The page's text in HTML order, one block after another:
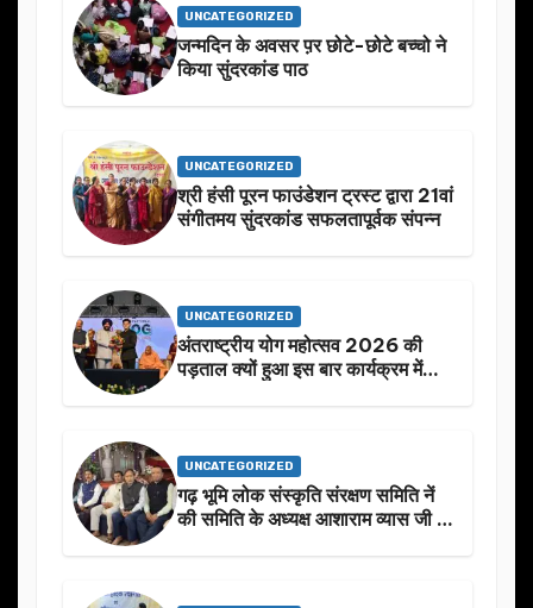
UNCATEGORIZED
जन्मदिन के अवसर प़र छोटे-छोटे बच्चो ने
किया सुंदरकांड पाठ
UNCATEGORIZED
श्री हंसी पूरन फाउंडेशन ट्रस्ट द्वारा 21वां
संगीतमय सुंदरकांड सफलतापूर्वक संपन्न
UNCATEGORIZED
अंतराष्ट्रीय योग महोत्सव 2026 की
पड़ताल क्यों हुआ इस बार कार्यक्रम में
UNCATEGORIZED
गढ़ भूमि लोक संस्कृति संरक्षण समिति नें
की समिति के अध्यक्ष आशाराम व्यास जी के